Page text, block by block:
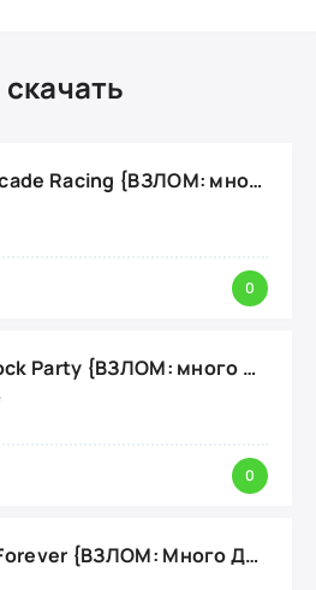
Super Arcade Racing {ВЗЛОМ: много золотых монет}
0
Tetris Block Party {ВЗЛОМ: много денег}
0
Neodori Forever {ВЗЛОМ: Много Денег}